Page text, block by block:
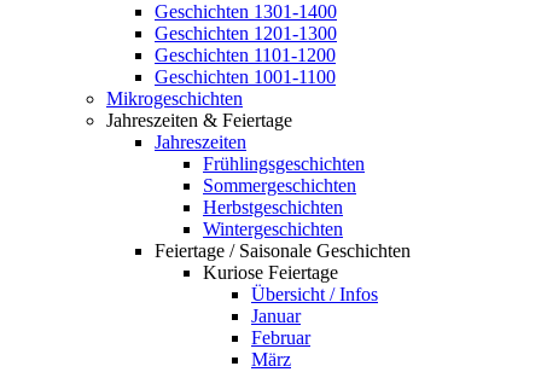
Geschichten 1301-1400
Geschichten 1201-1300
Geschichten 1101-1200
Geschichten 1001-1100
Mikrogeschichten
Jahreszeiten & Feiertage
Jahreszeiten
Frühlingsgeschichten
Sommergeschichten
Herbstgeschichten
Wintergeschichten
Feiertage / Saisonale Geschichten
Kuriose Feiertage
Übersicht / Infos
Januar
Februar
März